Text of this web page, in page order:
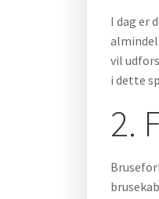
I dag er
vil
i dette
2.